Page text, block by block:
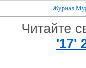
Журнал
Читайте
'17'